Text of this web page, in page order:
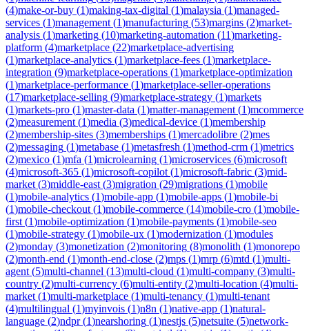
(4)make-or-buy (1)making-tax-digital (1)malaysia (1)managed-
services (1)management (1)manufacturing (53)margins (2)market-
analysis (1)marketing (10)marketing-automation (11)marketing-
platform (4)marketplace (22)marketplace-advertising
(1)marketplace-analytics (1)marketplace-fees (1)marketplace-
integration (9)marketplace-operations (1)marketplace-optimization
(1)marketplace-performance (1)marketplace-seller-operations
(17)marketplace-selling (9)marketplace-strategy (1)markets
(1)markets-pro (1)master-data (1)matter-management (1)mcommerce
(2)measurement (1)media (3)medical-device (1)membership
(2)membership-sites (3)memberships (1)mercadolibre (2)mes
(2)messaging (1)metabase (1)metasfresh (1)method-crm (1)metrics
(2)mexico (1)mfa (1)microlearning (1)microservices (6)microsoft
(4)microsoft-365 (1)microsoft-copilot (1)microsoft-fabric (3)mid-
market (3)middle-east (3)migration (29)migrations (1)mobile
(1)mobile-analytics (1)mobile-app (1)mobile-apps (1)mobile-bi
(1)mobile-checkout (1)mobile-commerce (14)mobile-cro (1)mobile-
first (1)mobile-optimization (1)mobile-payments (1)mobile-seo
(1)mobile-strategy (1)mobile-ux (1)modernization (1)modules
(2)monday (3)monetization (2)monitoring (8)monolith (1)monorepo
(2)month-end (1)month-end-close (2)mps (1)mrp (6)mtd (1)multi-
agent (5)multi-channel (13)multi-cloud (1)multi-company (3)multi-
country (2)multi-currency (6)multi-entity (2)multi-location (4)multi-
market (1)multi-marketplace (1)multi-tenancy (1)multi-tenant
(4)multilingual (1)myinvois (1)n8n (1)native-app (1)natural-
language (2)ndpr(1)nearshoring (1)nestjs (5)netsuite (5)network-